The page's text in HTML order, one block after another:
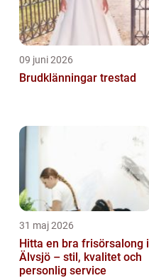
09 juni 2026
Brudklänningar trestad
31 maj 2026
Hitta en bra frisörsalong i
Älvsjö – stil, kvalitet och
personlig service